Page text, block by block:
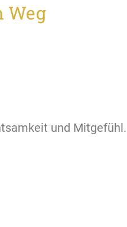
Weg
und Mitgefühl.